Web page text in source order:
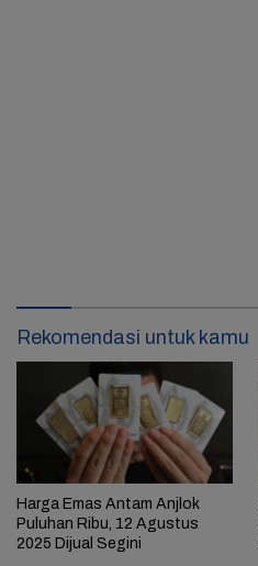
Rekomendasi untuk kamu
Harga Emas Antam Anjlok
Puluhan Ribu, 12 Agustus
2025 Dijual Segini